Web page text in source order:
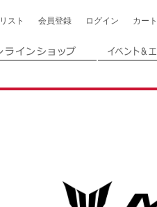
リスト 会員登録 ログイン カート